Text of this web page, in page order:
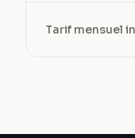
Tarif mensuel